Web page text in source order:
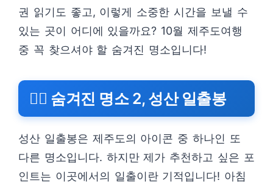
권 읽기도 좋고, 이렇게 소중한 시간을 보낼 수
있는 곳이 어디에 있을까요? 10월 제주도여행
중 꼭 찾으셔야 할 숨겨진 명소입니다!
🕵️‍♂️ 숨겨진 명소 2, 성산 일출봉
성산 일출봉은 제주도의 아이콘 중 하나인 또
다른 명소입니다. 하지만 제가 추천하고 싶은 포
인트는 이곳에서의 일출이란 기적입니다! 아침